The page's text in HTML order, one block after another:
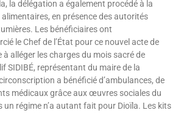
la délégation a également procédé à la
en présence des autorités
Les bénéficiaires ont
le Chef de l’État pour ce nouvel acte de
alléger les charges du mois sacré de
SIDIBÉ, représentant du maire de la
a bénéficié d’ambulances, de
médicaux grâce aux œuvres sociales du
un régime n’a autant fait pour Dioïla. Les kits